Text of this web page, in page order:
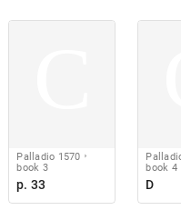
Palladio 1570
book 3
p. 33
book 4
D